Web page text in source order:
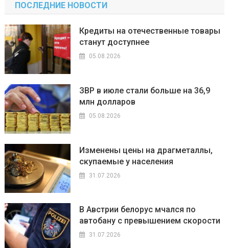
по
записям
ПОСЛЕДНИЕ НОВОСТИ
Кредиты на отечественные товары
станут доступнее
05.08.2026
ЗВР в июле стали больше на 36,9
млн долларов
05.08.2026
Изменены цены на драгметаллы,
скупаемые у населения
31.07.2026
В Австрии белорус мчался по
автобану с превышением скорости
31.07.2026